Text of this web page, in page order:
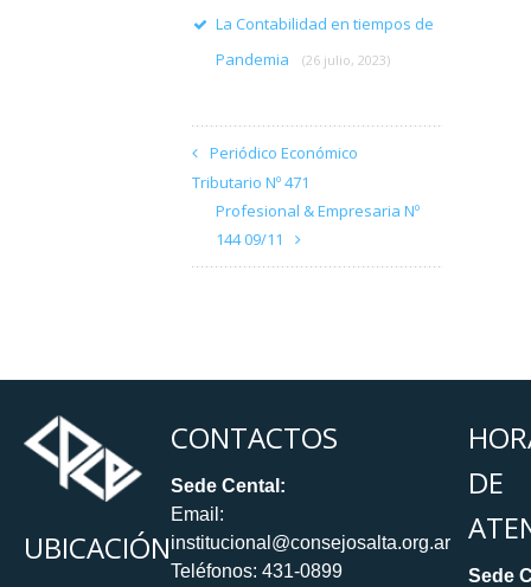
La Contabilidad en tiempos de
Pandemia
(26 julio, 2023)
Periódico Económico
Tributario Nº 471
Profesional & Empresaria Nº
144 09/11
UBICACIÓN
CONTACTOS
Sede Cental:
Email:
institucional@consejosalta.org.ar
Teléfonos: 431-0899
DE
Sede